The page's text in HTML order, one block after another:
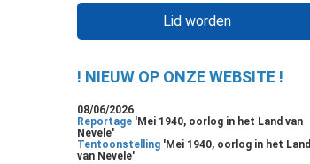
Lid worden
! NIEUW OP ONZE WEBSITE !
08/06/2026
Reportage 'Mei 1940, oorlog in het Land van
Nevele'
Tentoonstelling 'Mei 1940, oorlog in het Land
van Nevele'